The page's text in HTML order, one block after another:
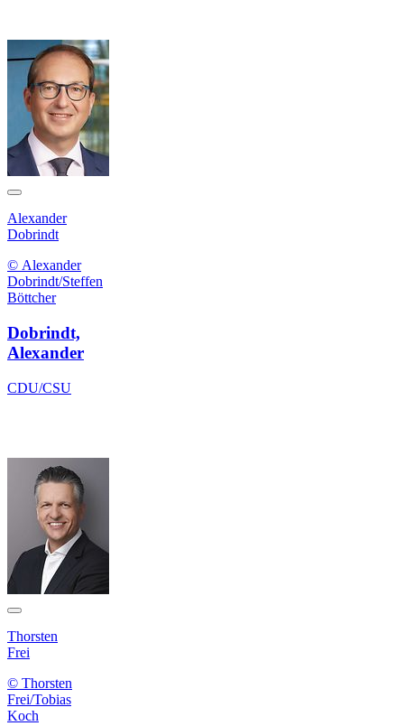
Alexander
Dobrindt
© Alexander
Dobrindt/Steffen
Böttcher
Dobrindt,
Alexander
CDU/CSU
Thorsten
Frei
© Thorsten
Frei/Tobias
Koch